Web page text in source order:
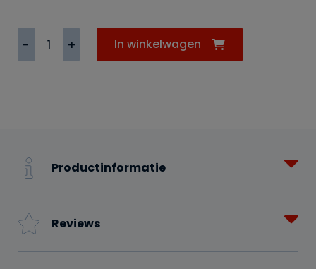
Biervat
20
liter
In winkelwagen
Productinformatie
Reviews